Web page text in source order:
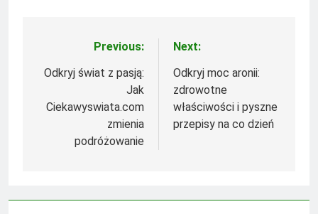
Nawigacja
wpisu
Previous:
Odkryj świat z pasją:
Jak
Ciekawyswiata.com
zmienia
podróżowanie
Next:
Odkryj moc aronii:
zdrowotne
właściwości i pyszne
przepisy na co dzień